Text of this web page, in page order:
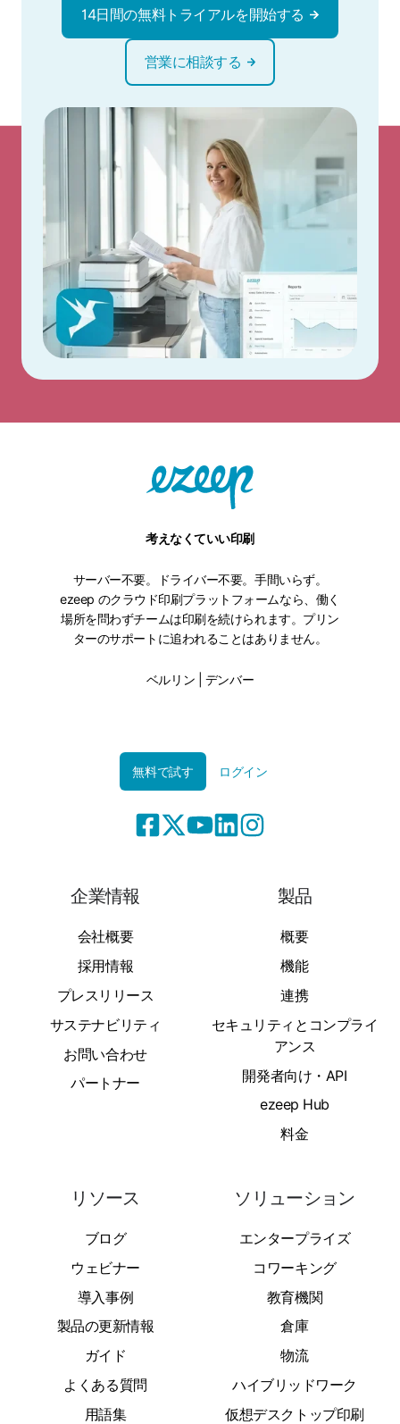
14日間の無料トライアルを開始する
営業に相談する
考えなくていい印刷
サーバー不要。ドライバー不要。手間いらず。
ezeep のクラウド印刷プラットフォームなら、働く
場所を問わずチームは印刷を続けられます。プリン
ターのサポートに追われることはありません。
ベルリン | デンバー
無料で試す ログイン
企業情報
会社概要
採用情報
プレスリリース
サステナビリティ
お問い合わせ
パートナー
製品
概要
機能
連携
セキュリティとコンプライ
アンス
開発者向け・API
ezeep Hub
料金
リソース
ブログ
ウェビナー
導入事例
製品の更新情報
ガイド
よくある質問
用語集
ソリューション
エンタープライズ
コワーキング
教育機関
倉庫
物流
ハイブリッドワーク
仮想デスクトップ印刷